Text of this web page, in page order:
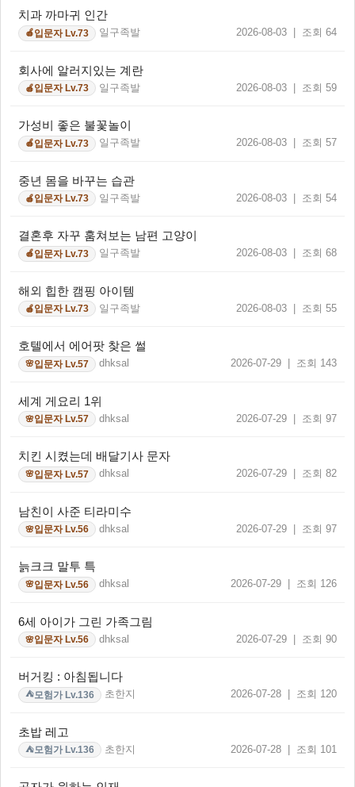
치과 까마귀 인간
🍎입문자 Lv.73 일구족발 2026-08-03 | 조회 64
회사에 알러지있는 계란
🍎입문자 Lv.73 일구족발 2026-08-03 | 조회 59
가성비 좋은 불꽃놀이
🍎입문자 Lv.73 일구족발 2026-08-03 | 조회 57
중년 몸을 바꾸는 습관
🍎입문자 Lv.73 일구족발 2026-08-03 | 조회 54
결혼후 자꾸 훔쳐보는 남편 고양이
🍎입문자 Lv.73 일구족발 2026-08-03 | 조회 68
해외 힙한 캠핑 아이템
🍎입문자 Lv.73 일구족발 2026-08-03 | 조회 55
호텔에서 에어팟 찾은 썰
🌸입문자 Lv.57 dhksal 2026-07-29 | 조회 143
세계 게요리 1위
🌸입문자 Lv.57 dhksal 2026-07-29 | 조회 97
치킨 시켰는데 배달기사 문자
🌸입문자 Lv.57 dhksal 2026-07-29 | 조회 82
남친이 사준 티라미수
🌸입문자 Lv.56 dhksal 2026-07-29 | 조회 97
늙크크 말투 특
🌸입문자 Lv.56 dhksal 2026-07-29 | 조회 126
6세 아이가 그린 가족그림
🌸입문자 Lv.56 dhksal 2026-07-29 | 조회 90
버거킹 : 아침됩니다
⛺모험가 Lv.136 초한지 2026-07-28 | 조회 120
초밥 레고
⛺모험가 Lv.136 초한지 2026-07-28 | 조회 101